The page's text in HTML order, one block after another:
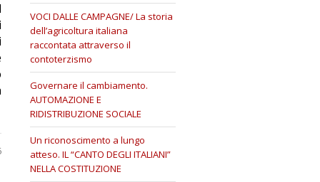
VOCI DALLE CAMPAGNE/ La storia
dell’agricoltura italiana
raccontata attraverso il
contoterzismo
Governare il cambiamento.
AUTOMAZIONE E
RIDISTRIBUZIONE SOCIALE
Un riconoscimento a lungo
atteso. IL “CANTO DEGLI ITALIANI”
NELLA COSTITUZIONE